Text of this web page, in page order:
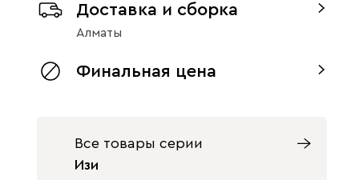
Изи 90x152
Оливковый/
Терракотовый
Доставка и сборка
Алматы
Финальная цена
Все товары серии
Изи